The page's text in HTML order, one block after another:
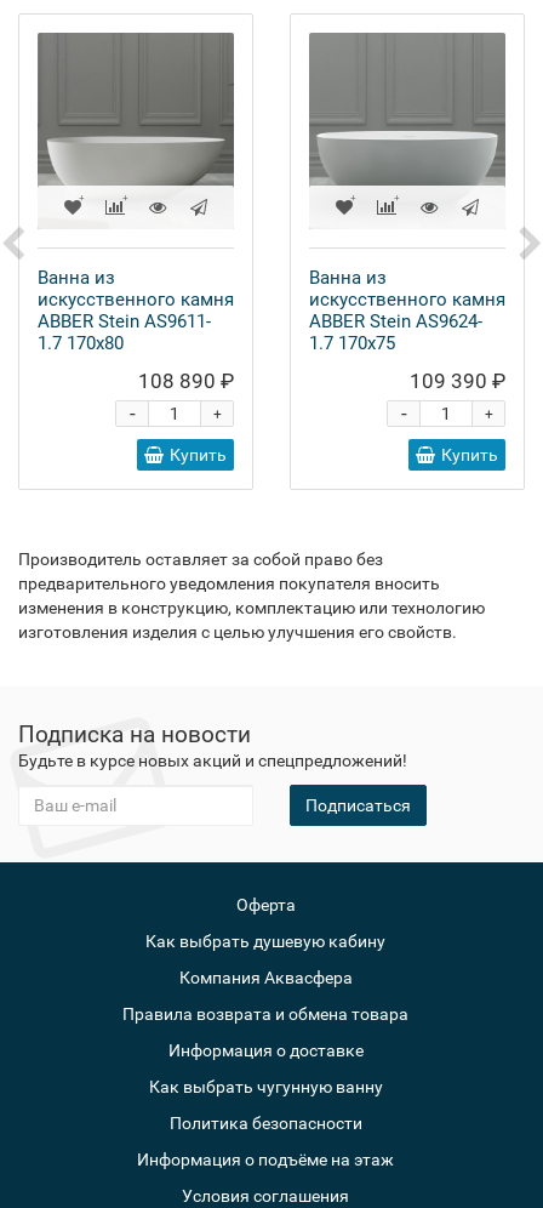
Ванна из
искусственного камня
ABBER Stein AS9611-
1.7 170x80
108 890 ₽
+
-
Купить
Ванна из
искусственного камня
ABBER Stein AS9624-
1.7 170x75
109 390 ₽
+
-
Купить
Производитель оставляет за собой право без
предварительного уведомления покупателя вносить
изменения в конструкцию, комплектацию или технологию
изготовления изделия с целью улучшения его свойств.
Подписка на новости
Будьте в курсе новых акций и спецпредложений!
Подписаться
Оферта
Как выбрать душевую кабину
Компания Аквасфера
Правила возврата и обмена товара
Информация о доставке
Как выбрать чугунную ванну
Политика безопасности
Информация о подъёме на этаж
Условия соглашения